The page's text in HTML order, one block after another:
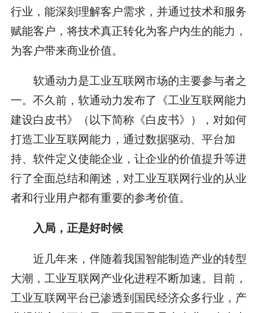
行业，能深刻理解客户需求，并通过技术和服务
赋能客户，将技术真正转化为客户内生的能力，
为客户带来商业价值。
软通动力是工业互联网市场的主要参与者之
一。不久前，软通动力发布了《工业互联网能力
建设白皮书》（以下简称《白皮书》），对如何
打造工业互联网能力，通过数据驱动、平台加
持、软件定义使能企业，让企业的价值提升等进
行了全面总结和阐述，对工业互联网行业的从业
者和行业用户都有重要的参考价值。
入局，正是好时候
近几年来，伴随着我国智能制造产业的转型
大潮，工业互联网产业化进程不断加速。目前，
工业互联网平台已渗透到国民经济众多行业，产